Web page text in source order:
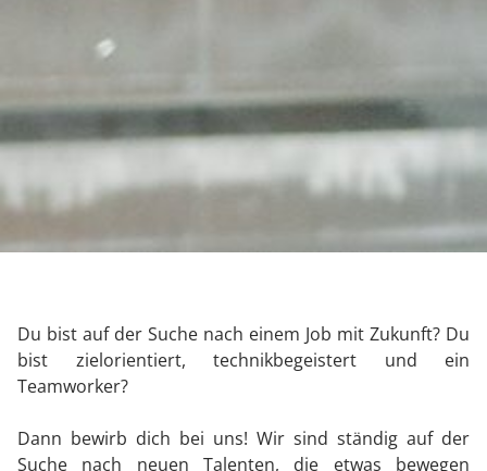
Du bist auf der Suche nach einem Job mit Zukunft? Du
bist zielorientiert, technikbegeistert und ein
Teamworker?
Dann bewirb dich bei uns! Wir sind ständig auf der
Suche nach neuen Talenten, die etwas bewegen